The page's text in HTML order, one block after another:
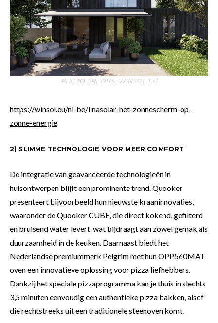
PHOTO CREDITS: WINSOL.EU
https://winsol.eu/nl-be/linasolar-het-zonnescherm-op-
zonne-energie
2) SLIMME TECHNOLOGIE VOOR MEER COMFORT
De integratie van geavanceerde technologieën in
huisontwerpen blijft een prominente trend. Quooker
presenteert bijvoorbeeld hun nieuwste kraaninnovaties,
waaronder de Quooker CUBE, die direct kokend, gefilterd
en bruisend water levert, wat bijdraagt aan zowel gemak als
duurzaamheid in de keuken. Daarnaast biedt het
Nederlandse premiummerk Pelgrim met hun OPP560MAT
oven een innovatieve oplossing voor pizza liefhebbers.
Dankzij het speciale pizzaprogramma kan je thuis in slechts
3,5 minuten eenvoudig een authentieke pizza bakken, alsof
die rechtstreeks uit een traditionele steenoven komt.